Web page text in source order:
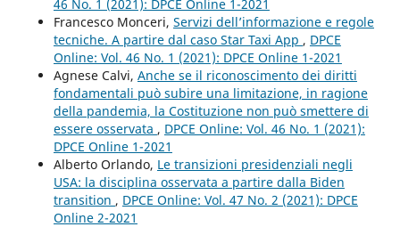
46 No. 1 (2021): DPCE Online 1-2021
Francesco Monceri, Servizi dell’informazione e regole
tecniche. A partire dal caso Star Taxi App , DPCE
Online: Vol. 46 No. 1 (2021): DPCE Online 1-2021
Agnese Calvi, Anche se il riconoscimento dei diritti
fondamentali può subire una limitazione, in ragione
della pandemia, la Costituzione non può smettere di
essere osservata , DPCE Online: Vol. 46 No. 1 (2021):
DPCE Online 1-2021
Alberto Orlando, Le transizioni presidenziali negli
USA: la disciplina osservata a partire dalla Biden
transition , DPCE Online: Vol. 47 No. 2 (2021): DPCE
Online 2-2021